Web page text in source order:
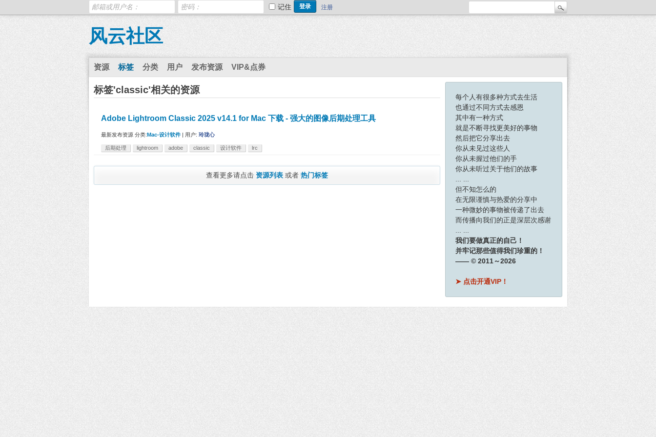
记住 注册
风云社区
资源 标签 分类 用户 发布资源 VIP&点券
每个人有很多种方式去生活
也通过不同方式去感恩
其中有一种方式
就是不断寻找更美好的事物
然后把它分享出去
你从未见过这些人
你从未握过他们的手
你从未听过关于他们的故事
但不知怎么的
在无限谨慎与热爱的分享中
一种微妙的事物被传递了出去
而传播向我们的正是深层次感谢
我们要做真正的自己！
并牢记那些值得我们珍重的！
—— © 2011～2026
➤ 点击开通VIP！
标签'classic'相关的资源
Adobe Lightroom Classic 2025 v14.1 for Mac 下载 - 强大的图像后期处理工具
最新发布资源 分类: Mac-设计软件 用户: 玲珑心
后期处理 lightroom adobe classic 设计软件 lrc
查看更多请点击 资源列表 或者 热门标签